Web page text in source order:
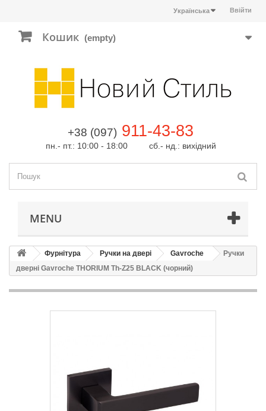
Ввійти
Українська
Кошик (empty)
+38 (097) 911-43-83
пн.- пт.: 10:00 - 18:00 сб.- нд.: вихідний
MENU
Фурнітура Ручки на двері Gavroche
Ручки
дверні Gavroche THORIUM Th-Z25 BLACK (чорний)